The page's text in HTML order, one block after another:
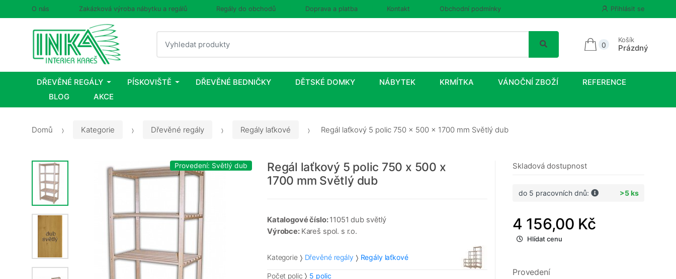
O nás Zakázková výroba nábytku a regálů Regály do obchodů Doprava a platba Kontakt Obchodní podmínky Přihlásit se
Vyhledat
0
Košík
Prázdný
DŘEVĚNÉ REGÁLY PÍSKOVIŠTĚ DŘEVĚNÉ BEDNIČKY DĚTSKÉ DOMKY NÁBYTEK KRMÍTKA VÁNOČNÍ ZBOŽÍ
REFERENCE
BLOG
AKCE
Domů Kategorie Dřevěné regály Regály laťkové Regál laťkový 5 polic 750 x 500 x 1700 mm Světlý dub
Provedení: Světlý dub
Regál laťkový 5 polic 750 x 500 x
1700 mm Světlý dub
Katalogové číslo:11051 dub světlý
Výrobce: Kareš spol. s r.o.
Kategorie Dřevěné regály Regály laťkové
Počet polic
5 polic
Skladová dostupnost
do 5 pracovních dnů: >5 ks
4 156,00 Kč
Hlídat cenu
Provedení